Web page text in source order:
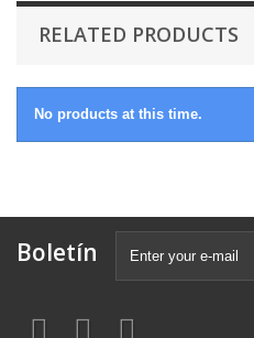
RELATED PRODUCTS
No products at this time.
Boletín